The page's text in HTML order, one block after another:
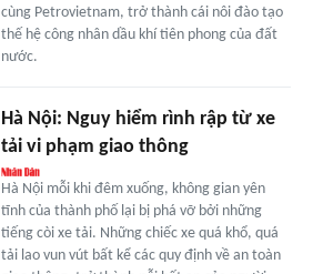
cùng Petrovietnam, trở thành cái nôi đào tạo
thế hệ công nhân dầu khí tiên phong của đất
nước.
Hà Nội: Nguy hiểm rình rập từ xe
tải vi phạm giao thông
Hà Nội mỗi khi đêm xuống, không gian yên
tĩnh của thành phố lại bị phá vỡ bởi những
tiếng còi xe tải. Những chiếc xe quá khổ, quá
tải lao vun vút bất kể các quy định về an toàn